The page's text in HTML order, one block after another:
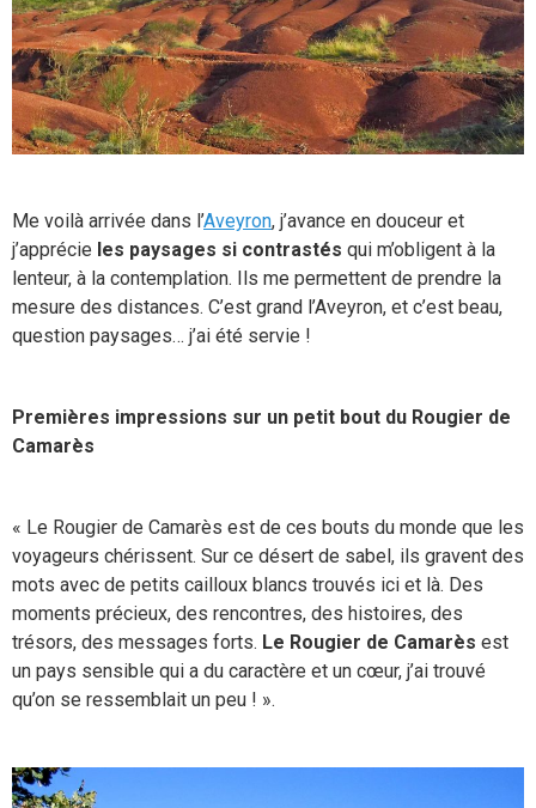
Me voilà arrivée dans l’Aveyron, j’avance en douceur et
j’apprécie les paysages si contrastés qui m’obligent à la
lenteur, à la contemplation. Ils me permettent de prendre la
mesure des distances. C’est grand l’Aveyron, et c’est beau,
question paysages… j’ai été servie !
Premières impressions sur un petit bout du Rougier de
Camarès
« Le Rougier de Camarès est de ces bouts du monde que les
voyageurs chérissent. Sur ce désert de sabel, ils gravent des
mots avec de petits cailloux blancs trouvés ici et là. Des
moments précieux, des rencontres, des histoires, des
trésors, des messages forts. Le Rougier de Camarès est
un pays sensible qui a du caractère et un cœur, j’ai trouvé
qu’on se ressemblait un peu ! ».